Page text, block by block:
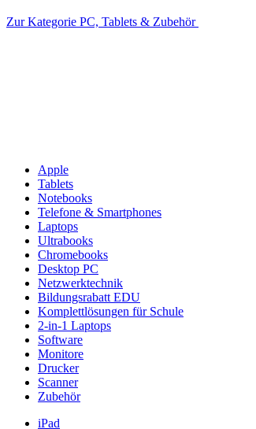
Zur Kategorie PC, Tablets & Zubehör
Apple
Tablets
Notebooks
Telefone & Smartphones
Laptops
Ultrabooks
Chromebooks
Desktop PC
Netzwerktechnik
Bildungsrabatt EDU
Komplettlösungen für Schule
2-in-1 Laptops
Software
Monitore
Drucker
Scanner
Zubehör
iPad